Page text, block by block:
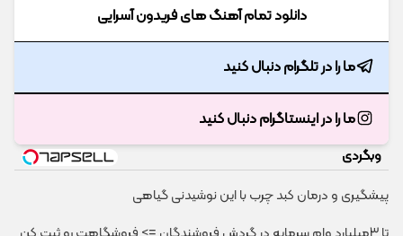
دانلود تمام آهنگ های فریدون آسرایی
ما را در تلگرام دنبال کنید
ما را در اینستاگرام دنبال کنید
وبگردی
پیشگیری و درمان کبد چرب با این نوشیدنی گیاهی